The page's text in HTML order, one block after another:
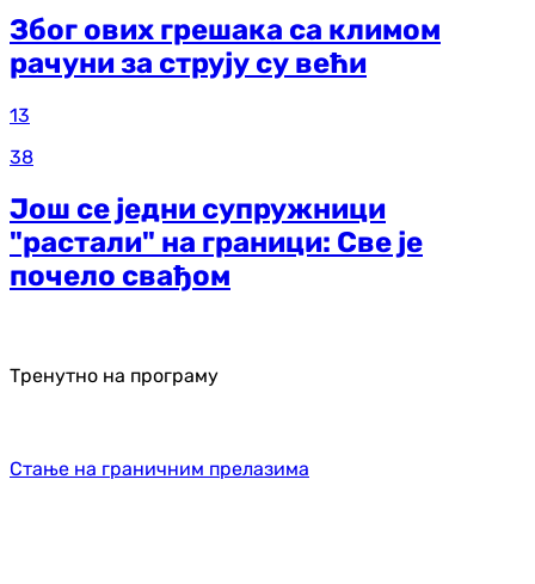
Због ових грешака са климом
рачуни за струју су већи
13
38
Још се једни супружници
"растали" на граници: Све је
почело свађом
Тренутно на програму
Стање на граничним прелазима